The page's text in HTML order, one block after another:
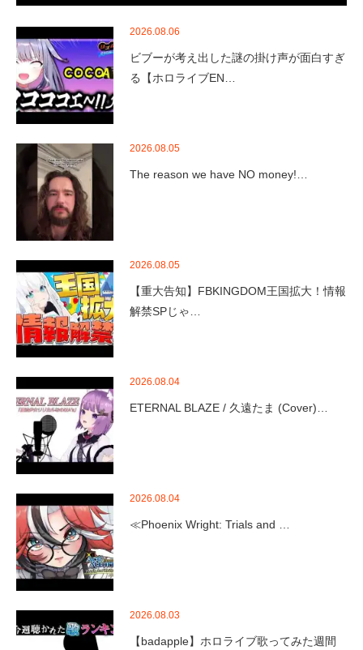
2026.08.06
ビブーが考え出した謎の掛け声が面白すぎ
る【ホロライブEN…
2026.08.05
The reason we have NO money!…
2026.08.05
【重大告知】FBKINGDOM王国拡大！情報
解禁SPじゃ…
2026.08.04
ETERNAL BLAZE / 久遠たま (Cover)…
2026.08.04
≪Phoenix Wright: Trials and …
2026.08.03
【badapple】ホロライブ歌ってみた週間